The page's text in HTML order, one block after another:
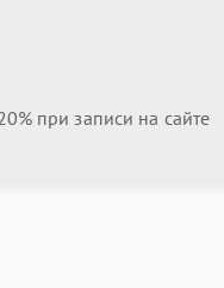
при записи на сайте